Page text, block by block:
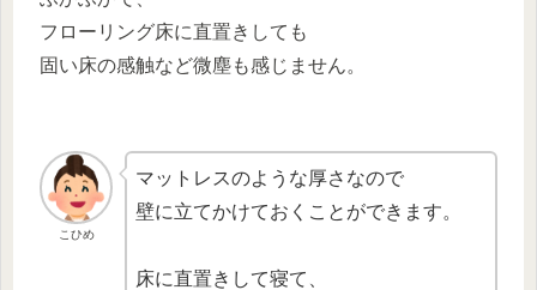
フローリング床に直置きしても
固い床の感触など微塵も感じません。
こひめ
マットレスのような厚さなので
壁に立てかけておくことができます。
床に直置きして寝て、